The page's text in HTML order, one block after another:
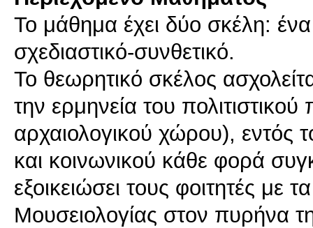
Το μάθημα έχει δύο σκέλη:
σχεδιαστικό-συνθετικό.
Το θεωρητικό σκέλος
την ερμηνεία του
αρχαιολογικού χώρου), εντός
και κοινωνικού κάθε φορά
εξοικειώσει τους φοιτητές με
Μουσειολογίας στον πυρήνα